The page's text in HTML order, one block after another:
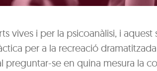
vives i per la psicoanàlisi, i
per a la recreació
preguntar-se en quina mesura la